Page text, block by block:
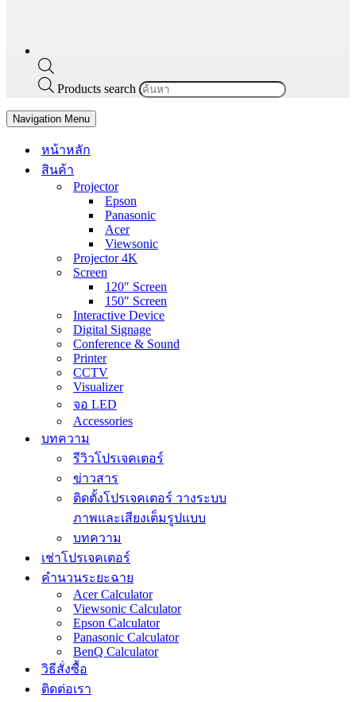
Products search
Navigation Menu
หน้าหลัก
สินค้า
Projector
Epson
Panasonic
Acer
Viewsonic
Projector 4K
Screen
120″ Screen
150″ Screen
Interactive Device
Digital Signage
Conference & Sound
Printer
CCTV
Visualizer
จอ LED
Accessories
บทความ
รีวิวโปรเจคเตอร์
ข่าวสาร
ติดตั้งโปรเจคเตอร์ วางระบบ
ภาพและเสียงเต็มรูปแบบ
บทความ
เช่าโปรเจคเตอร์
คำนวนระยะฉาย
Acer Calculator
Viewsonic Calculator
Epson Calculator
Panasonic Calculator
BenQ Calculator
วิธีสั่งซื้อ
ติดต่อเรา